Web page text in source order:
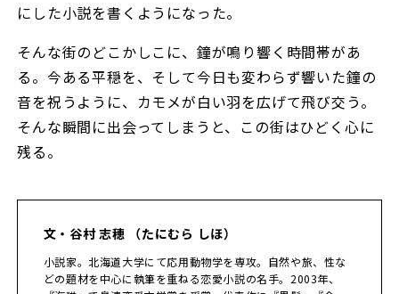
にした小説を書くようになった。
そんな街のどこかしこに、鐘が鳴り響く時間帯があ
る。今ある平穏を、そして今日も変わらず響いた鐘の
音を祝うように、カモメが白い羽を広げて飛び交う。
そんな瞬間に出会ってしまうと、この街はひどく心に
残る。
文・谷村 志穂 （たにむら しほ）
小説家。北海道大学にて応用動物学を専攻。自然や旅、性な
どの題材を中心に執筆を重ねる恋愛小説の名手。2003年、